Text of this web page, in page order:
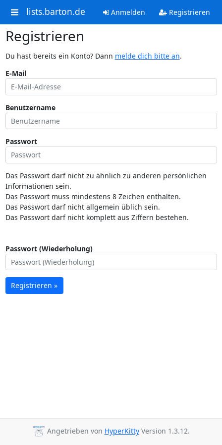
lists.barton.de Anmelden Registrieren
Registrieren
Du hast bereits ein Konto? Dann melde dich bitte an.
E-Mail
Benutzername
Passwort
Das Passwort darf nicht zu ähnlich zu anderen persönlichen
Informationen sein.
Das Passwort muss mindestens 8 Zeichen enthalten.
Das Passwort darf nicht allgemein üblich sein.
Das Passwort darf nicht komplett aus Ziffern bestehen.
Passwort (Wiederholung)
Registrieren »
Angetrieben von HyperKittyVersion 1.3.12.